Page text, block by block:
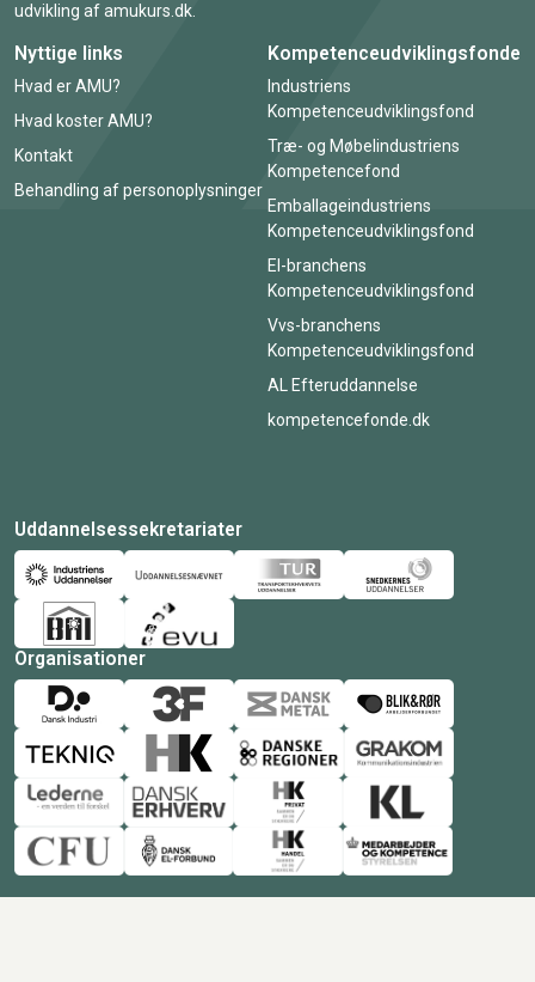
udvikling af amukurs.dk.
Nyttige links
Hvad er AMU?
Hvad koster AMU?
Kontakt
Behandling af personoplysninger
Kompetenceudviklingsfonde
Industriens
Kompetenceudviklingsfond
Træ- og Møbelindustriens
Kompetencefond
Emballageindustriens
Kompetenceudviklingsfond
El-branchens
Kompetenceudviklingsfond
Vvs-branchens
Kompetenceudviklingsfond
AL Efteruddannelse
kompetencefonde.dk
Uddannelsessekretariater
Organisationer